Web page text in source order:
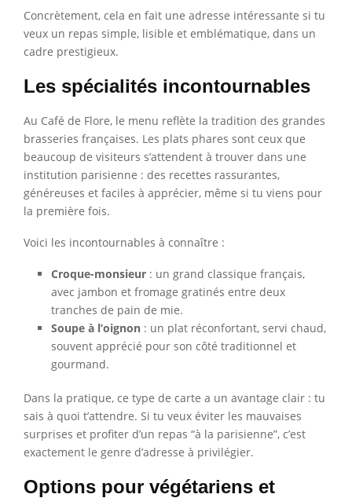
Concrètement, cela en fait une adresse intéressante si tu
veux un repas simple, lisible et emblématique, dans un
cadre prestigieux.
Les spécialités incontournables
Au Café de Flore, le menu reflète la tradition des grandes
brasseries françaises. Les plats phares sont ceux que
beaucoup de visiteurs s’attendent à trouver dans une
institution parisienne : des recettes rassurantes,
généreuses et faciles à apprécier, même si tu viens pour
la première fois.
Voici les incontournables à connaître :
Croque-monsieur : un grand classique français,
avec jambon et fromage gratinés entre deux
tranches de pain de mie.
Soupe à l’oignon : un plat réconfortant, servi chaud,
souvent apprécié pour son côté traditionnel et
gourmand.
Dans la pratique, ce type de carte a un avantage clair : tu
sais à quoi t’attendre. Si tu veux éviter les mauvaises
surprises et profiter d’un repas “à la parisienne”, c’est
exactement le genre d’adresse à privilégier.
Options pour végétariens et